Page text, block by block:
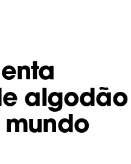
algodão